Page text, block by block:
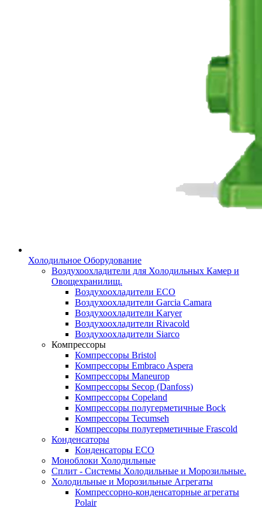
Холодильное Оборудование
Воздухоохладители для Холодильных Камер и
Овощехранилищ.
Воздухоохладители ECO
Воздухоохладители Garcia Camara
Воздухоохладители Karyer
Воздухоохладители Rivacold
Воздухоохладители Siarco
Компрессоры
Компрессоры Bristol
Компрессоры Embraco Aspera
Компрессоры Maneurop
Компрессоры Secop (Danfoss)
Компрессоры Copeland
Компрессоры полугерметичные Bock
Компрессоры Tecumseh
Компрессоры полугерметичные Frascold
Конденсаторы
Конденсаторы ECO
Моноблоки Холодильные
Сплит - Системы Холодильные и Морозильные.
Холодильные и Морозильные Агрегаты
Компрессорно-конденсаторные агрегаты
Polair